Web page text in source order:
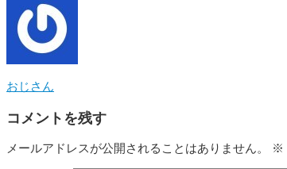
おじさん
コメントを残す
メールアドレスが公開されることはありません。 ※